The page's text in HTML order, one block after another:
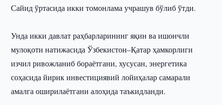
Сайид ўртасида икки томонлама учрашув бўлиб ўтди.
Унда икки давлат раҳбарларининг яқин ва ишончли
мулоқоти натижасида Ўзбекистон–Қатар ҳамкорлиги
изчил ривожланиб бораётгани, хусусан, энергетика
соҳасида йирик инвестициявий лойиҳалар самарали
амалга оширилаётгани алоҳида таъкидланди.